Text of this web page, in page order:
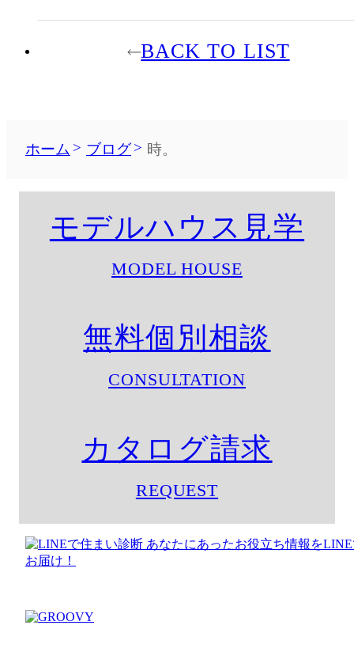
BACK TO LIST
ホーム ブログ 時。
モデルハウス見学
MODEL HOUSE
無料個別相談
CONSULTATION
カタログ請求
REQUEST